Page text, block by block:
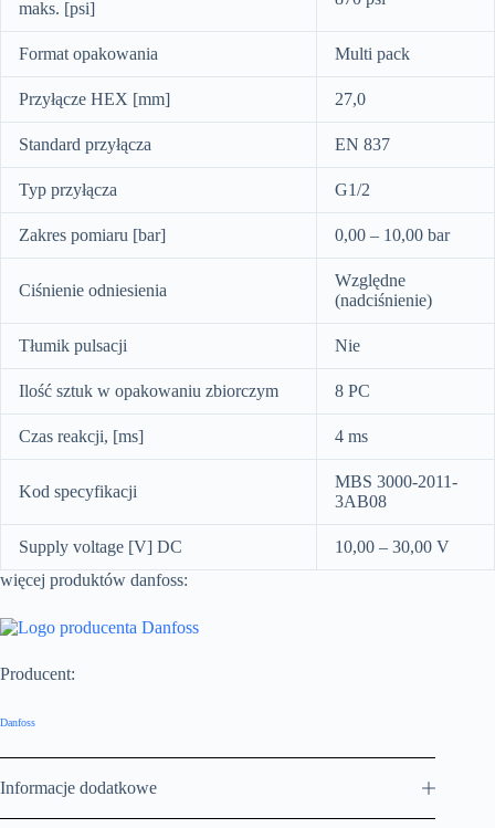
maks. [psi]
Format opakowania Multi pack
Przyłącze HEX [mm] 27,0
Standard przyłącza EN 837
Typ przyłącza G1/2
Zakres pomiaru [bar] 0,00 – 10,00 bar
Ciśnienie odniesienia
Względne
(nadciśnienie)
Tłumik pulsacji Nie
Ilość sztuk w opakowaniu zbiorczym 8 PC
Czas reakcji, [ms] 4 ms
Kod specyfikacji
MBS 3000-2011-
3AB08
Supply voltage [V] DC
10,00 – 30,00 V
więcej produktów danfoss:
Producent:
Danfoss
Informacje dodatkowe